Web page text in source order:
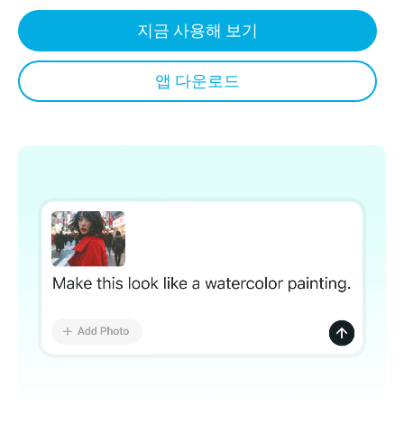
지금 사용해 보기
앱 다운로드